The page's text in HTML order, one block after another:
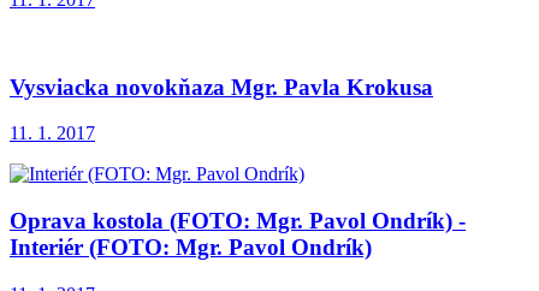
Vysviacka novokňaza Mgr. Pavla Krokusa
11. 1. 2017
Oprava kostola (FOTO: Mgr. Pavol Ondrík) -
Interiér (FOTO: Mgr. Pavol Ondrík)